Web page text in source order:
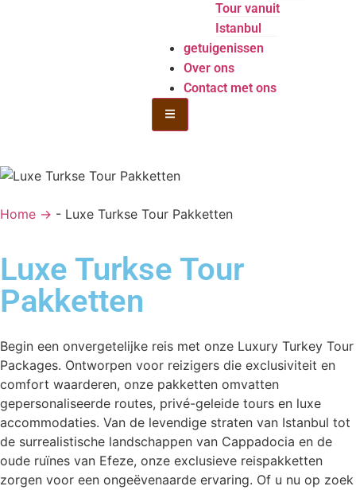
Tour vanuit
Istanbul
getuigenissen
Over ons
Contact met ons
Hamburger Toggle Menu
Home → - Luxe Turkse Tour Pakketten
Luxe Turkse Tour
Pakketten
Begin een onvergetelijke reis met onze Luxury Turkey Tour
Packages. Ontworpen voor reizigers die exclusiviteit en
comfort waarderen, onze pakketten omvatten
gepersonaliseerde routes, privé-geleide tours en luxe
accommodaties. Van de levendige straten van Istanbul tot
de surrealistische landschappen van Cappadocia en de
oude ruïnes van Efeze, onze exclusieve reispakketten
zorgen voor een ongeëvenaarde ervaring. Of u nu op zoek